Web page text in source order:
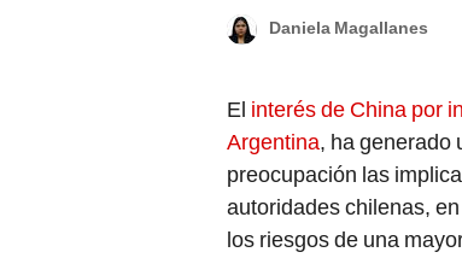
Daniela Magallanes
El interés de China por
Argentina, ha generado
preocupación las
autoridades chilenas,
los riesgos de una